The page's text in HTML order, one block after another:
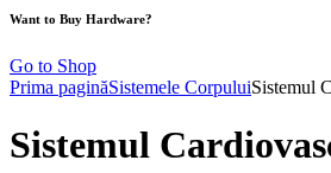
Want to Buy Hardware?
Go to Shop
Prima paginăSistemele CorpuluiSistemul
Sistemul